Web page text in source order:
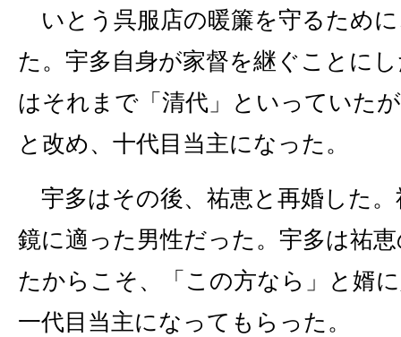
いとう呉服店の暖簾を守るため
た。宇多自身が家督を継ぐことに
はそれまで「清代」といっていた
と改め、十代目当主になった。
宇多はその後、祐恵と再婚した。
鏡に適った男性だった。宇多は祐
たからこそ、「この方なら」と婿
一代目当主になってもらった。